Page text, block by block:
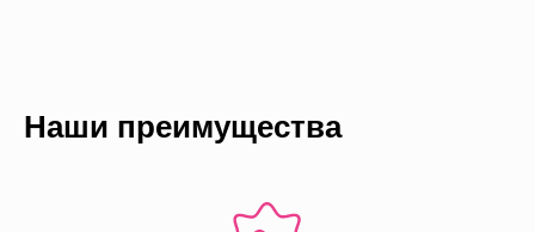
Наши преимущества